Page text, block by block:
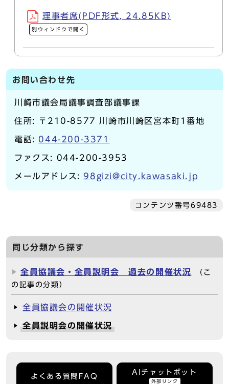
理事者席(PDF形式, 24.85KB)
別ウィンドウで開く
お問い合わせ先
川崎市議会局議事調査部議事課
住所: 〒210-8577 川崎市川崎区宮本町1番地
電話: 044-200-3371
ファクス: 044-200-3953
メールアドレス:98gizi@city.kawasaki.jp
コンテンツ番号69483
同じ分類から探す
全員協議会・全員説明会 過去の開催状況
（こ
の記事の分類）
全員協議会の開催状況
全員説明会の開催状況
よくある質問FAQ
AIチャットボット
外部リンク